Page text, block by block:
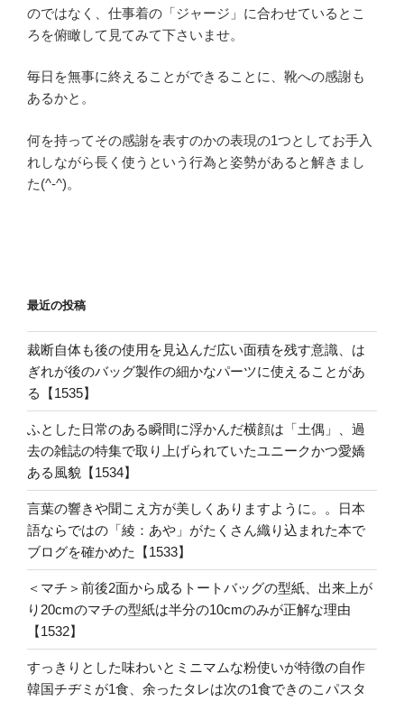
のではなく、仕事着の「ジャージ」に合わせているとこ
ろを俯瞰して見てみて下さいませ。
毎日を無事に終えることができることに、靴への感謝も
あるかと。
何を持ってその感謝を表すのかの表現の1つとしてお手入
れしながら長く使うという行為と姿勢があると解きまし
た(^-^)。
最近の投稿
裁断自体も後の使用を見込んだ広い面積を残す意識、は
ぎれが後のバッグ製作の細かなパーツに使えることがあ
る【1535】
ふとした日常のある瞬間に浮かんだ横顔は「土偶」、過
去の雑誌の特集で取り上げられていたユニークかつ愛嬌
ある風貌【1534】
言葉の響きや聞こえ方が美しくありますように。。日本
語ならではの「綾：あや」がたくさん織り込まれた本で
ブログを確かめた【1533】
＜マチ＞前後2面から成るトートバッグの型紙、出来上が
り20cmのマチの型紙は半分の10cmのみが正解な理由
【1532】
すっきりとした味わいとミニマムな粉使いが特徴の自作
韓国チヂミが1食、余ったタレは次の1食できのこパスタ